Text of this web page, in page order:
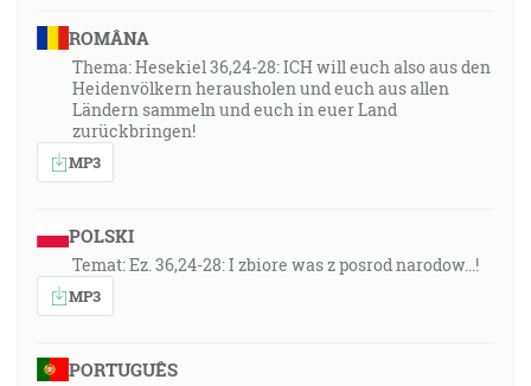
ROMÂNA
Thema: Hesekiel 36,24-28: ICH will euch also aus den
Heidenvölkern herausholen und euch aus allen
Ländern sammeln und euch in euer Land
zurückbringen!
MP3
POLSKI
Temat: Ez. 36,24-28: I zbiore was z posrod narodow...!
MP3
PORTUGUÊS